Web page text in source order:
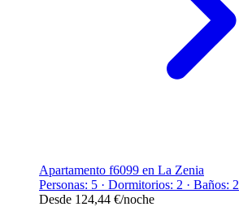
Apartamento f6099 en La Zenia
Personas: 5 · Dormitorios: 2 · Baños: 2
Desde 124,44 €/noche